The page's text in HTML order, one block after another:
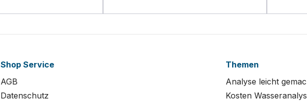
Shop Service
AGB
Datenschutz
Themen
Analyse leicht
Kosten